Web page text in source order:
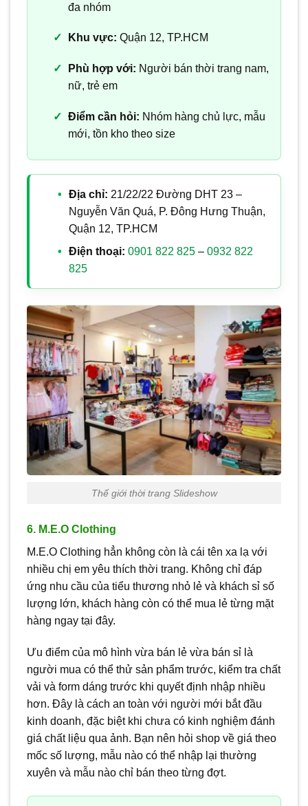
đa nhóm
Khu vực: Quận 12, TP.HCM
Phù hợp với: Người bán thời trang nam,
nữ, trẻ em
Điểm cần hỏi: Nhóm hàng chủ lực, mẫu
mới, tồn kho theo size
Địa chỉ: 21/22/22 Đường DHT 23 –
Nguyễn Văn Quá, P. Đông Hưng Thuận,
Quận 12, TP.HCM
Điện thoại: 0901 822 825– 0932 822
825
Thế giới thời trang Slideshow
6. M.E.O Clothing
M.E.O Clothing hẳn không còn là cái tên xa lạ với
nhiều chị em yêu thích thời trang. Không chỉ đáp
ứng nhu cầu của tiểu thương nhỏ lẻ và khách sỉ số
lượng lớn, khách hàng còn có thể mua lẻ từng mặt
hàng ngay tại đây.
Ưu điểm của mô hình vừa bán lẻ vừa bán sỉ là
người mua có thể thử sản phẩm trước, kiểm tra chất
vải và form dáng trước khi quyết định nhập nhiều
hơn. Đây là cách an toàn với người mới bắt đầu
kinh doanh, đặc biệt khi chưa có kinh nghiệm đánh
giá chất liệu qua ảnh. Bạn nên hỏi shop về giá theo
mốc số lượng, mẫu nào có thể nhập lại thường
xuyên và mẫu nào chỉ bán theo từng đợt.